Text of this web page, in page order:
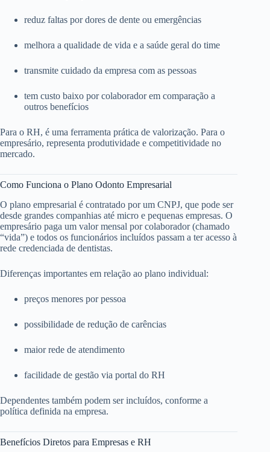
reduz faltas por dores de dente ou emergências
melhora a qualidade de vida e a saúde geral do time
transmite cuidado da empresa com as pessoas
tem custo baixo por colaborador em comparação a
outros benefícios
Para o RH, é uma ferramenta prática de valorização. Para o
empresário, representa produtividade e competitividade no
mercado.
Como Funciona o Plano Odonto Empresarial
O plano empresarial é contratado por um CNPJ, que pode ser
desde grandes companhias até micro e pequenas empresas. O
empresário paga um valor mensal por colaborador (chamado
“vida”) e todos os funcionários incluídos passam a ter acesso à
rede credenciada de dentistas.
Diferenças importantes em relação ao plano individual:
preços menores por pessoa
possibilidade de redução de carências
maior rede de atendimento
facilidade de gestão via portal do RH
Dependentes também podem ser incluídos, conforme a
política definida na empresa.
Benefícios Diretos para Empresas e RH